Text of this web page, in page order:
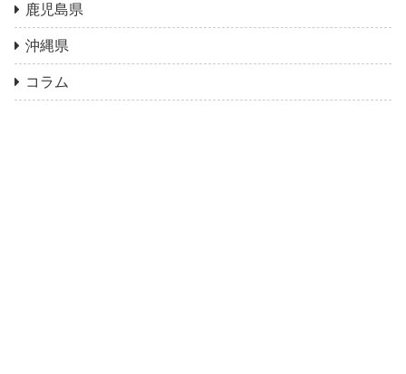
鹿児島県
沖縄県
コラム